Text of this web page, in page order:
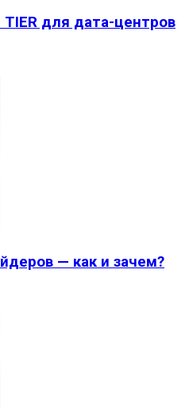
для дата-центров
— как и зачем?